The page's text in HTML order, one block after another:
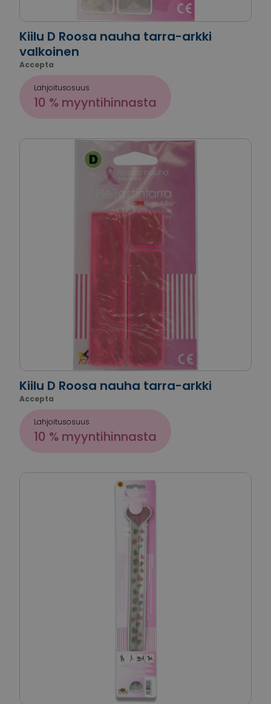
Kiilu D Roosa nauha tarra-arkki
valkoinen
Accepta
Lahjoitusosuus
10 % myyntihinnasta
Kiilu D Roosa nauha tarra-arkki
Accepta
Lahjoitusosuus
10 % myyntihinnasta